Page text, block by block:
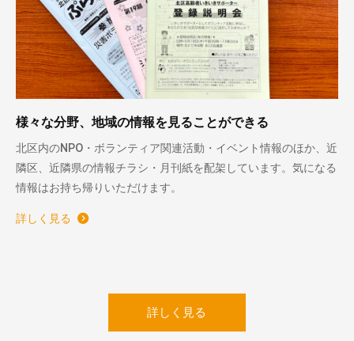
様々な分野、地域の情報を見ることができる
北区内のNPO・ボランティア関連活動・イベント情報のほか、近
隣区、近隣県の情報チラシ・月刊紙を配架しています。気になる
情報はお持ち帰りいただけます。
詳しく見る
詳しく見る